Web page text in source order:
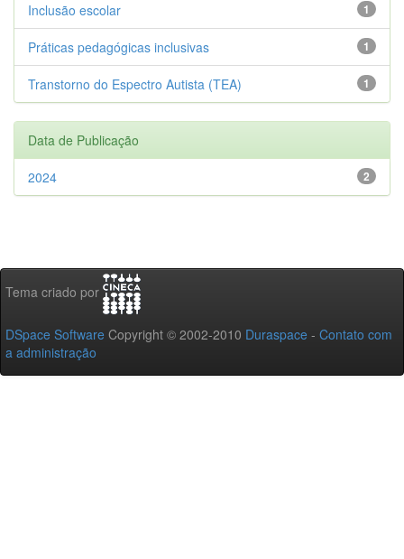
1
Inclusão escolar
1
Práticas pedagógicas inclusivas
1
Transtorno do Espectro Autista (TEA)
Data de Publicação
2
2024
Tema criado por
DSpace Software Copyright © 2002-2010 Duraspace - Contato com
a administração